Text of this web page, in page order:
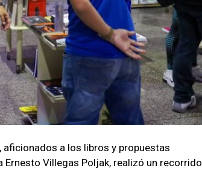
aficionados a los libros y propuestas
Villegas Poljak, realizó un recorrido